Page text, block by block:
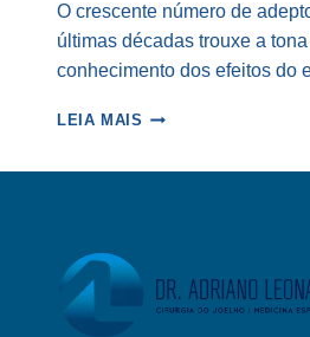
O crescente número de
últimas décadas trouxe a
conhecimento dos efeitos do
LEIA MAIS 5